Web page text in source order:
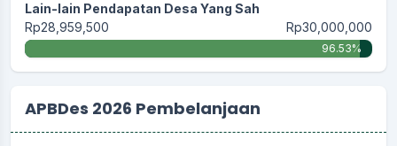
Lain-lain Pendapatan Desa Yang Sah
Rp28,959,500
Rp30,000,000
96.53%
APBDes 2026 Pembelanjaan